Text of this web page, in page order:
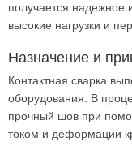
получается
высокие нагрузки и
Назначение и
Контактная сварка
оборудования. В
прочный шов при
током и деформации